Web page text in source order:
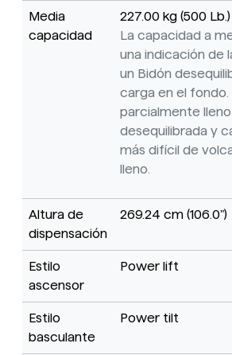
Media
capacidad
227.00 kg (500 Lb.)
La capacidad a
una indicación de
un Bidón
carga en el fondo.
parcialmente
desequilibrada y
más difícil de
lleno.
Altura de
dispensación
269.24 cm (106.0")
Estilo
ascensor
Power lift
Estilo
basculante
Power tilt